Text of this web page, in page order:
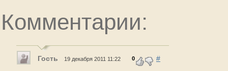
Комментарии:
Гость 19 декабря 2011 11:22 0 #